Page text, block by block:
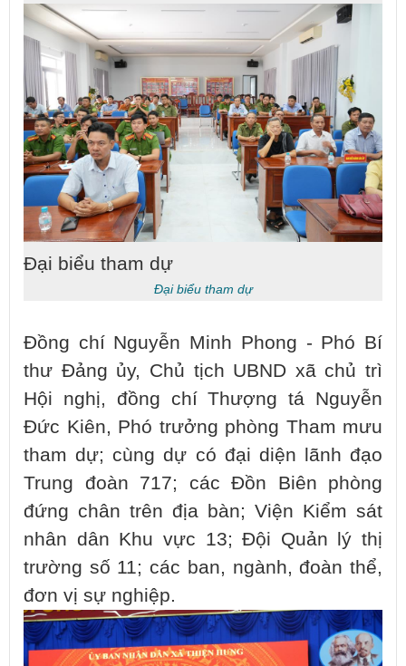
Đại biểu tham dự
Đại biểu tham dự
Đồng chí Nguyễn Minh Phong - Phó Bí
thư Đảng ủy, Chủ tịch UBND xã chủ trì
Hội nghị, đồng chí Thượng tá Nguyễn
Đức Kiên, Phó trưởng phòng Tham mưu
tham dự; cùng dự có đại diện lãnh đạo
Trung đoàn 717; các Đồn Biên phòng
đứng chân trên địa bàn; Viện Kiểm sát
nhân dân Khu vực 13; Đội Quản lý thị
trường số 11; các ban, ngành, đoàn thể,
đơn vị sự nghiệp.